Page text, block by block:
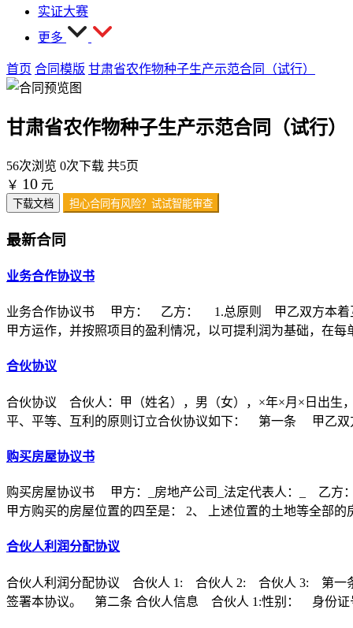
实证大赛
更多
首页 合同模版 甘肃省农作物种子生产示范合同（试行）
甘肃省农作物种子生产示范合同（试行）
56次浏览 0次下载 共5页
￥ 10 元
下载文档 担心合同有风险？试试智能审查
最新合同
业务合作协议书
业务合作协议书 甲方： 乙方： 1.总原则 甲乙双方本着互
甲方运作，并按照项目的盈利情况，以可提利润为基础，在每
合伙协议
合伙协议 合伙人：甲（姓名），男（女），×年×月×日出
平、平等、互利的原则订立合伙协议如下： 第一条 甲乙双
购买房屋协议书
购买房屋协议书 甲方：_房地产公司_法定代表人：_ 乙方
甲方购买的房屋位置的四至是： 2、 上述位置的土地等全部的
合伙人利润分配协议
合伙人利润分配协议 合伙人 1: 合伙人 2: 合伙人 3: 第一条
签署本协议。 第二条 合伙人信息 合伙人 1:性别： 身份